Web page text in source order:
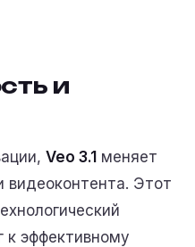
и
Veo 3.1 меняет
видеоконтента. Этот
к эффективному